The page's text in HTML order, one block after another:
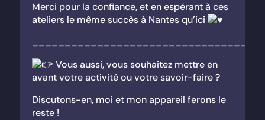
Merci pour la confiance, et en espérant à ces
ateliers le même succès à Nantes qu’ici
Vous aussi, vous souhaitez mettre en
avant votre activité ou votre savoir-faire ?
Discutons-en, moi et mon appareil ferons le
reste !